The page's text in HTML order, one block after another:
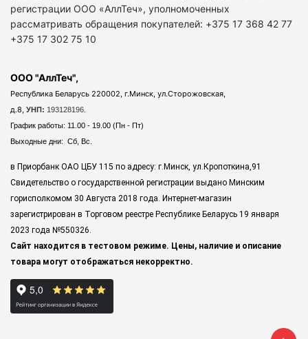
регистрации ООО «АллТеч», уполномоченных
рассматривать обращения покупателей: +375 17 368 42 77
+375 17 302 75 10
ООО "АллТеч",
Республика Беларусь 220002, г.Минск, ул.Сторожовская,
д.8, УНП: 193128196.
График работы: 11.00 - 19.00 (Пн - Пт)
Выходные дни: Сб, Вс.
в Приорбанк ОАО ЦБУ 115 по адресу: г.Минск, ул.Кропоткина,91
Свидетельство о государственной регистрации выдано Минским
горисполкомом 30 Августа 2018 года. Интернет-магазин
зарегистрирован в Торговом реестре Республике Беларусь 19 января
2023 года №550326.
Сайт находится в тестовом режиме. Цены, наличие и описание
товара могут отображаться некорректно.